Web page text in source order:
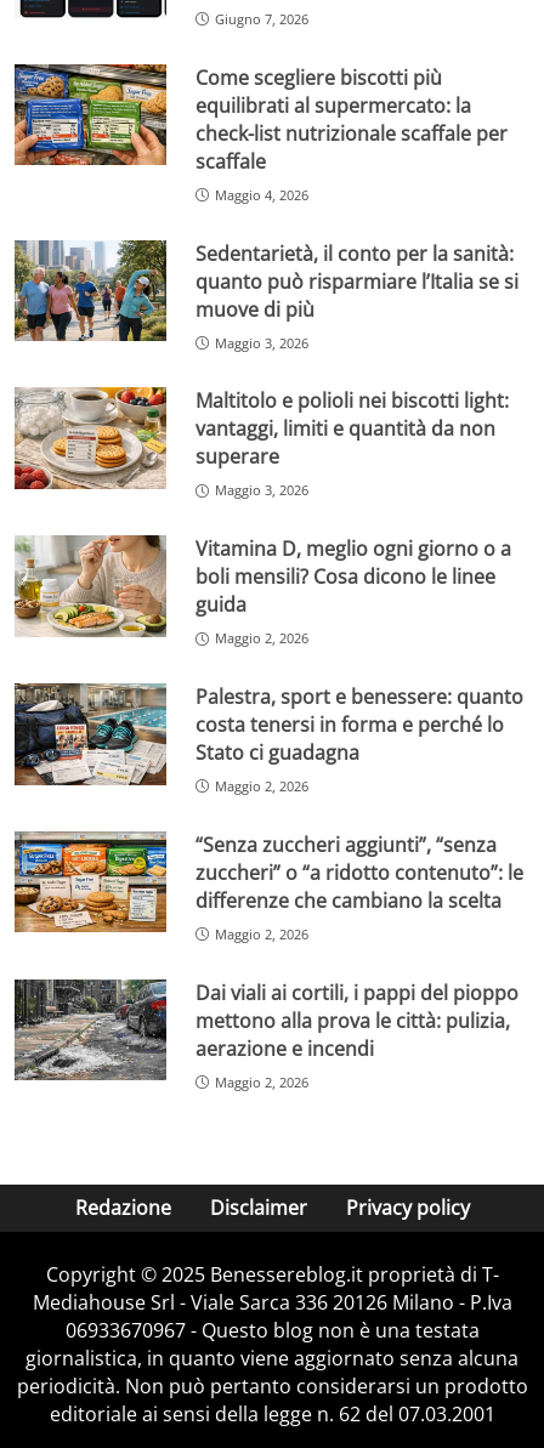
Giugno 7, 2026
Come scegliere biscotti più
equilibrati al supermercato: la
check-list nutrizionale scaffale per
scaffale
Maggio 4, 2026
Sedentarietà, il conto per la sanità:
quanto può risparmiare l’Italia se si
muove di più
Maggio 3, 2026
Maltitolo e polioli nei biscotti light:
vantaggi, limiti e quantità da non
superare
Maggio 3, 2026
Vitamina D, meglio ogni giorno o a
boli mensili? Cosa dicono le linee
guida
Maggio 2, 2026
Palestra, sport e benessere: quanto
costa tenersi in forma e perché lo
Stato ci guadagna
Maggio 2, 2026
“Senza zuccheri aggiunti”, “senza
zuccheri” o “a ridotto contenuto”: le
differenze che cambiano la scelta
Maggio 2, 2026
Dai viali ai cortili, i pappi del pioppo
mettono alla prova le città: pulizia,
aerazione e incendi
Maggio 2, 2026
Redazione Disclaimer Privacy policy
Copyright © 2025 Benessereblog.it proprietà di T-
Mediahouse Srl - Viale Sarca 336 20126 Milano - P.Iva
06933670967 - Questo blog non è una testata
giornalistica, in quanto viene aggiornato senza alcuna
periodicità. Non può pertanto considerarsi un prodotto
editoriale ai sensi della legge n. 62 del 07.03.2001